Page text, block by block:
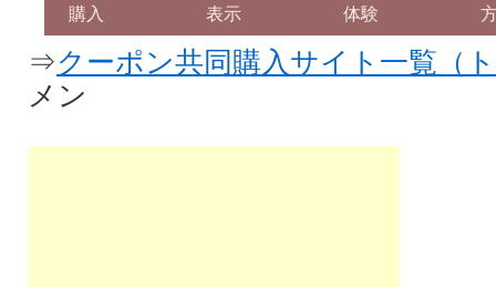
購入 表示 体験
⇒クーポン共同購入サイト一覧（
メン